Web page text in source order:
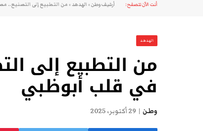
أنت الآن تتصفح: أرشيف وطن»الهدهد»من التطبيع إلى التصنيع..
الهدهد
من التطبيع إلى
في قلب أبوظبي
وطن 29 أكتوبر، 2025